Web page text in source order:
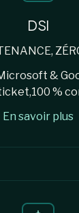
DSI
&
%
En savoir plus